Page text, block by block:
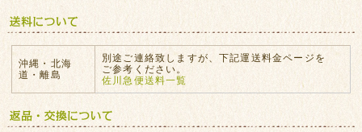
沖縄・北海
道・離島
別途ご連絡致しますが、下記運送料金ページを
ご参考ください。
佐川急便送料一覧